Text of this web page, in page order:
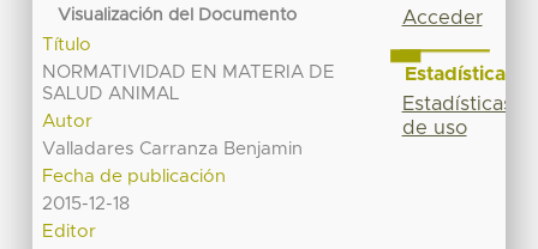
Visualización del Documento
Título
NORMATIVIDAD EN MATERIA DE
SALUD ANIMAL
Autor
Valladares Carranza Benjamin
Fecha de publicación
2015-12-18
Editor
Acceder
Estadísticas
Estadísticas
de uso